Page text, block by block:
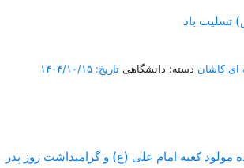
باد
ای کاشان دسته: دانشگاهی تاریخ: ۱۴۰۴/۱۰/۱۵
مولود کعبه امام علی (ع) و گرامیداشت روز پدر